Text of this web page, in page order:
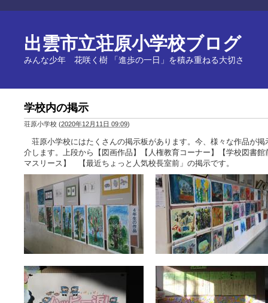
出雲市立荘原小学校ブログ
みんな少年 花咲く樹 「進歩の一日」を積み重ねる大切さ
学校内の掲示
荘原小学校 (2020年12月11日 09:09)
荘原小学校にはたくさんの掲示板があります。今、様々な作品が掲
介します。上段から【図画作品】【人権教育コーナー】【学校図書館
マスリース】 【最近ちょっと人気校長室前」の掲示です。